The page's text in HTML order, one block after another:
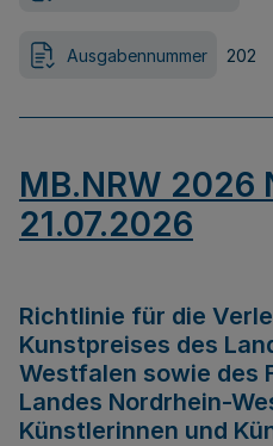
Ausgabennummer 202
MB.NRW 2026
21.07.2026
Richtlinie für die
Kunstpreises des
Westfalen sowie des
Landes Nordrhein-
Künstlerinnen und